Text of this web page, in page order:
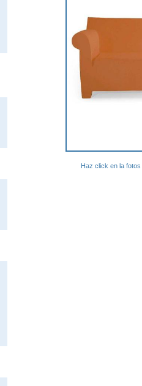
Haz click en la